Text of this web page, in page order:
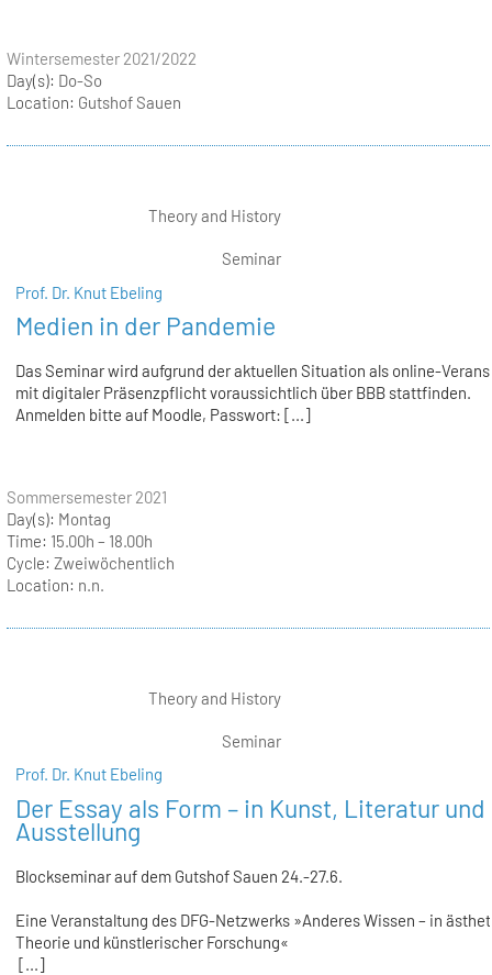
Wintersemester 2021/2022
Day(s): Do-So
Location: Gutshof Sauen
Theory and History
Seminar
Prof. Dr. Knut Ebeling
Medien in der Pandemie
Das Seminar wird aufgrund der aktuellen Situation als online-
mit digitaler Präsenzpflicht voraussichtlich über BBB stattfinden.
Anmelden bitte auf Moodle, Passwort: [...]
Sommersemester 2021
Day(s): Montag
Time: 15.00h – 18.00h
Cycle: Zweiwöchentlich
Location: n.n.
Theory and History
Seminar
Prof. Dr. Knut Ebeling
Der Essay als Form – in Kunst, Literatur und
Ausstellung
Blockseminar auf dem Gutshof Sauen 24.-27.6.
Eine Veranstaltung des DFG-Netzwerks »Anderes Wissen – in
Theorie und künstlerischer Forschung«
[...]